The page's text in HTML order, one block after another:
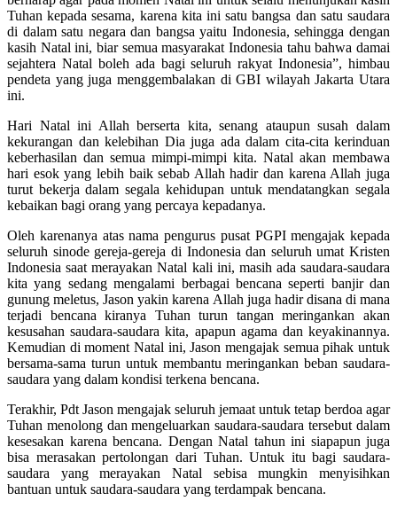
Tuhan kepada sesama, karena kita ini satu bangsa dan satu saudara
di dalam satu negara dan bangsa yaitu Indonesia, sehingga dengan
kasih Natal ini, biar semua masyarakat Indonesia tahu bahwa damai
sejahtera Natal boleh ada bagi seluruh rakyat Indonesia”, himbau
pendeta yang juga menggembalakan di GBI wilayah Jakarta Utara
ini.
Hari Natal ini Allah berserta kita, senang ataupun susah dalam
kekurangan dan kelebihan Dia juga ada dalam cita-cita kerinduan
keberhasilan dan semua mimpi-mimpi kita. Natal akan membawa
hari esok yang lebih baik sebab Allah hadir dan karena Allah juga
turut bekerja dalam segala kehidupan untuk mendatangkan segala
kebaikan bagi orang yang percaya kepadanya.
Oleh karenanya atas nama pengurus pusat PGPI mengajak kepada
seluruh sinode gereja-gereja di Indonesia dan seluruh umat Kristen
Indonesia saat merayakan Natal kali ini, masih ada saudara-saudara
kita yang sedang mengalami berbagai bencana seperti banjir dan
gunung meletus, Jason yakin karena Allah juga hadir disana di mana
terjadi bencana kiranya Tuhan turun tangan meringankan akan
kesusahan saudara-saudara kita, apapun agama dan keyakinannya.
Kemudian di moment Natal ini, Jason mengajak semua pihak untuk
bersama-sama turun untuk membantu meringankan beban saudara-
saudara yang dalam kondisi terkena bencana.
Terakhir, Pdt Jason mengajak seluruh jemaat untuk tetap berdoa agar
Tuhan menolong dan mengeluarkan saudara-saudara tersebut dalam
kesesakan karena bencana. Dengan Natal tahun ini siapapun juga
bisa merasakan pertolongan dari Tuhan. Untuk itu bagi saudara-
saudara yang merayakan Natal sebisa mungkin menyisihkan
bantuan untuk saudara-saudara yang terdampak bencana.